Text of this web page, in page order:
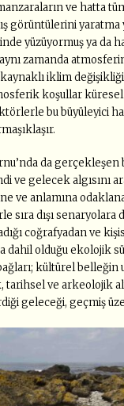
ve hatta
görüntülerini
yüzüyormuş ya da
zamanda
kaynaklı iklim
koşullar küresel
bu büyüleyici
da gerçekleşen
ve gelecek algısını
ve anlamına
sıra dışı
coğrafyadan ve
dahil olduğu ekolojik
kültürel belleğin
tarihsel ve arkeolojik
geleceği, geçmiş